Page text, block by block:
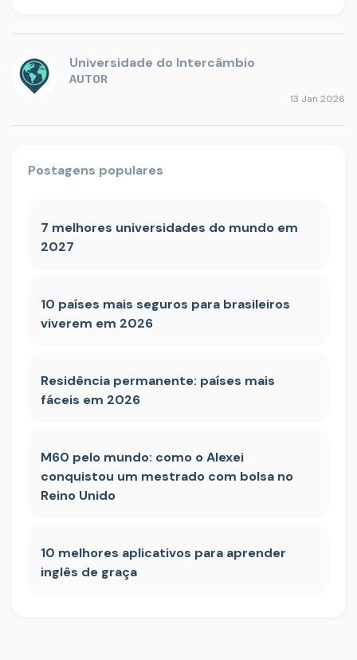
Universidade do Intercâmbio
AUTOR
13 Jan 2026
Postagens populares
7 melhores universidades do mundo em
2027
10 países mais seguros para brasileiros
viverem em 2026
Residência permanente: países mais
fáceis em 2026
M60 pelo mundo: como o Alexei
conquistou um mestrado com bolsa no
Reino Unido
10 melhores aplicativos para aprender
inglês de graça